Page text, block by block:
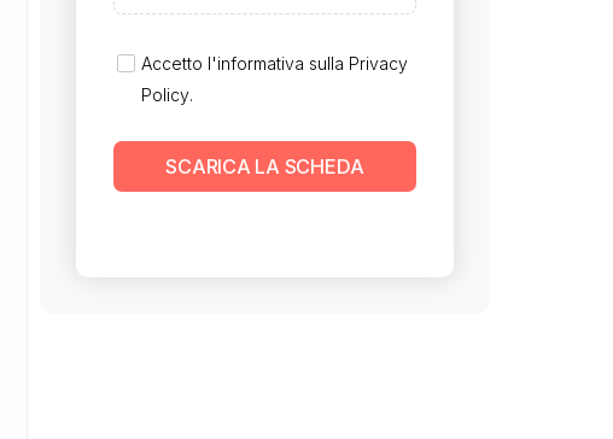
Accetto l'informativa sulla Privacy
Policy.
SCARICA LA SCHEDA